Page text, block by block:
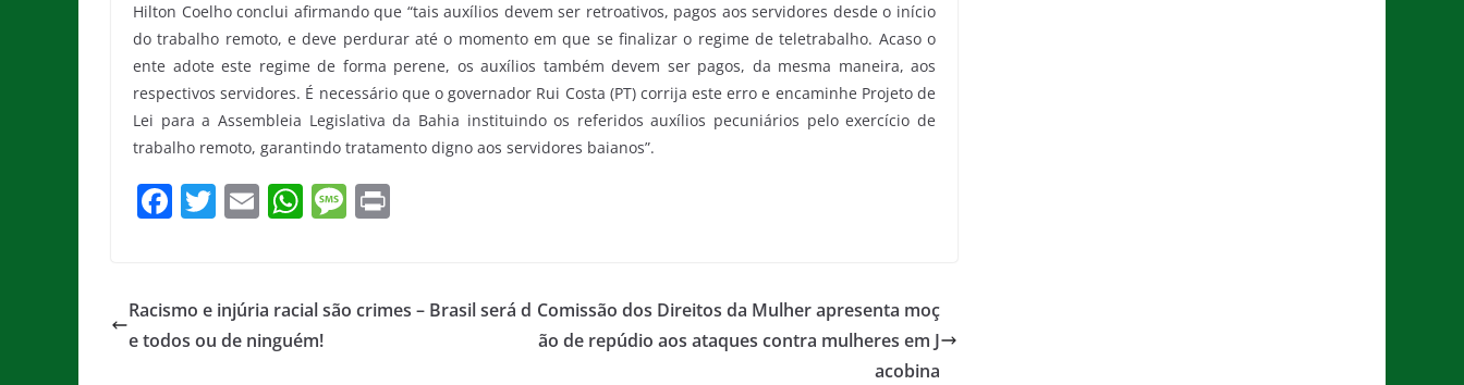
Hilton Coelho conclui afirmando que “tais auxílios devem ser retroativos, pagos aos servidores desde o início
do trabalho remoto, e deve perdurar até o momento em que se finalizar o regime de teletrabalho. Acaso o
ente adote este regime de forma perene, os auxílios também devem ser pagos, da mesma maneira, aos
respectivos servidores. É necessário que o governador Rui Costa (PT) corrija este erro e encaminhe Projeto de
Lei para a Assembleia Legislativa da Bahia instituindo os referidos auxílios pecuniários pelo exercício de
trabalho remoto, garantindo tratamento digno aos servidores baianos”.
F
e
b
T
er
E
l
W
s
A
M
a
Racismo e injúria racial são crimes – Brasil será d
e todos ou de ninguém!
Comissão dos Direitos da Mulher apresenta moç
ão de repúdio aos ataques contra mulheres em J
acobina